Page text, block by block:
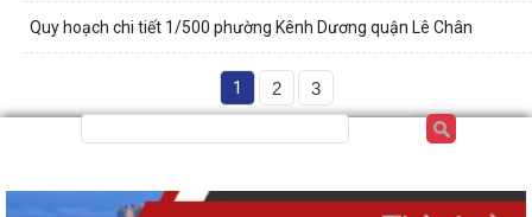
Quy hoạch chi tiết 1/500 phường Kênh Dương quận Lê Chân
1 2 3